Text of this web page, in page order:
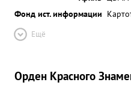
восспитанного им
и служит примером Л
устойчив Хороший
офицер. ...»
Фонд ист. информации
Ещё
Орден Красного